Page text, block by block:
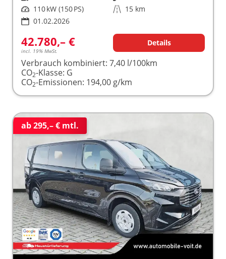
Leistung 110 kW (150 PS) Kilometerstand 15 km
01.02.2026
42.780,– €
incl. 19% MwSt.
Details
Verbrauch kombiniert: 7,40 l/100km
CO2-Klasse: G
CO2-Emissionen: 194,00 g/km
ab 295,– € mtl.